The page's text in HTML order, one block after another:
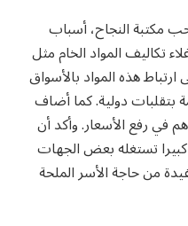
مكتبة النجاح، أسباب
تكاليف المواد الخام مثل
ارتباط هذه المواد بالأسواق
بتقلبات دولية. كما أضاف
في رفع الأسعار. وأكد أن
تستغله بعض الجهات
من حاجة الأسر الملحة